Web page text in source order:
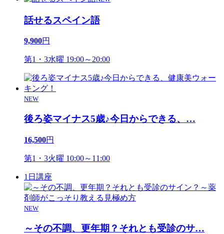
話せるスペイン語
9,900円
第1・3水曜 19:00～20:00
NEW
後ろ姿マイナス5歳♪今日からできる、 …
16,500円
第1・3火曜 10:00～11:00
1日講座
NEW
～その不調、更年期？それとも受診のサ…